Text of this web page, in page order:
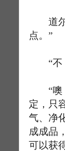
道尔
点。”
“不，
“噢，
定，只
气、净
成成品
可以获